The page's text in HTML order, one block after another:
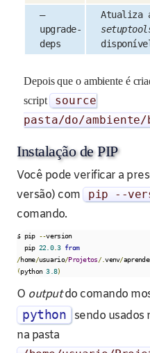
–
upgrade-
deps
Atualiza
Depois que o ambiente é
script
source
pasta/do/ambiente/
Instalação de PIP
Você pode verificar a
versão) com
pip --
comando.
$ pip --version
  pip
22.0.3 from
/home/usuario/Projetos/.venv/
(python 3.8)
O outputdo comando
python
sendo usados
na pasta